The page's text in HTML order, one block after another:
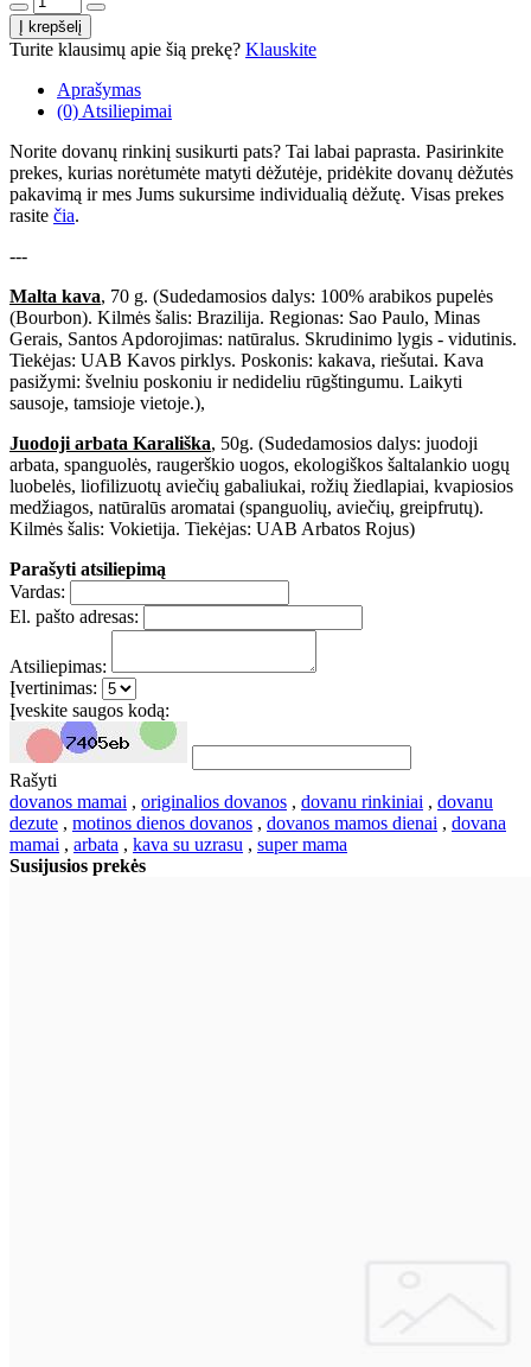
Turite klausimų apie šią prekę? Klauskite
Aprašymas
(0) Atsiliepimai
Norite dovanų rinkinį susikurti pats? Tai labai paprasta. Pasirinkite
prekes, kurias norėtumėte matyti dėžutėje, pridėkite dovanų dėžutės
pakavimą ir mes Jums sukursime individualią dėžutę. Visas prekes
rasite čia.
---
Malta kava, 70 g. (Sudedamosios dalys: 100% arabikos pupelės
(Bourbon). Kilmės šalis: Brazilija. Regionas: Sao Paulo, Minas
Gerais, Santos Apdorojimas: natūralus. Skrudinimo lygis - vidutinis.
Tiekėjas: UAB Kavos pirklys. Poskonis: kakava, riešutai. Kava
pasižymi: švelniu poskoniu ir nedideliu rūgštingumu. Laikyti
sausoje, tamsioje vietoje.),
Juodoji arbata Karališka, 50g. (Sudedamosios dalys: juodoji
arbata, spanguolės, raugerškio uogos, ekologiškos šaltalankio uogų
luobelės, liofilizuotų aviečių gabaliukai, rožių žiedlapiai, kvapiosios
medžiagos, natūralūs aromatai (spanguolių, aviečių, greipfrutų).
Kilmės šalis: Vokietija. Tiekėjas: UAB Arbatos Rojus)
Parašyti atsiliepimą
Vardas:
El. pašto adresas:
Atsiliepimas:
Įvertinimas:
Įveskite saugos kodą:
Rašyti
dovanos mamai , originalios dovanos , dovanu rinkiniai , dovanu
dezute , motinos dienos dovanos , dovanos mamos dienai , dovana
mamai , arbata , kava su uzrasu , super mama
Susijusios prekės